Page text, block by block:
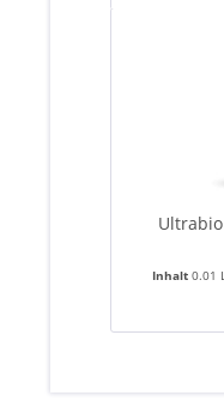
Inhalt0.01